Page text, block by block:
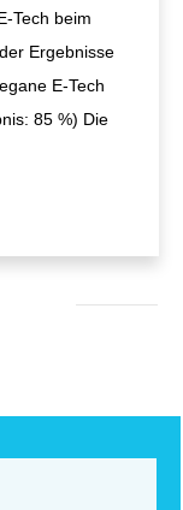
Tech beim
Ergebnisse
E-Tech
85 %) Die